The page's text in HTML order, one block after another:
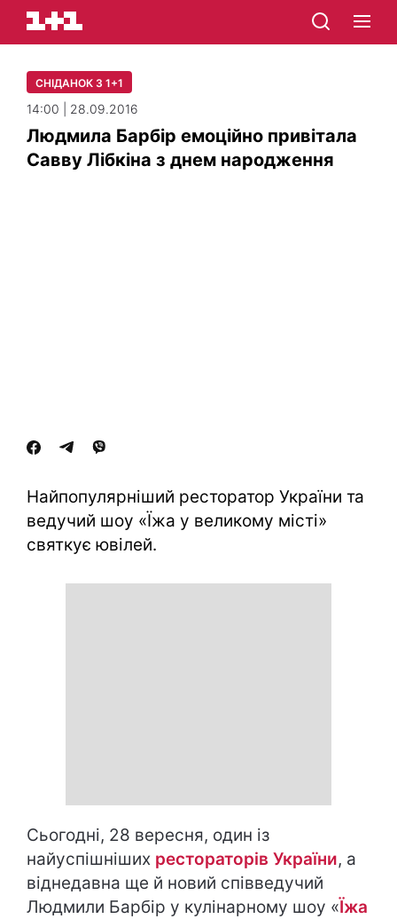
СНІДАНОК З 1+1
14:00 | 28.09.2016
Людмила Барбір емоційно привітала
Савву Лібкіна з днем народження
Найпопулярніший ресторатор України та
ведучий шоу «Їжа у великому місті»
святкує ювілей.
Сьогодні, 28 вересня, один із
найуспішніших рестораторів України, а
віднедавна ще й новий співведучий
Людмили Барбір у кулінарному шоу «Їжа